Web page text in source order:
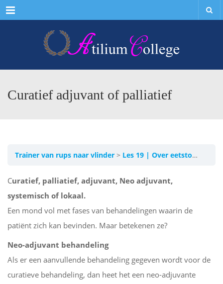
Menu
Curatief adjuvant of palliatief
Trainer van rups naar vlinder Les 19 | Over eetstoornissen
Curatief, palliatief, adjuvant, Neo adjuvant,
systemisch of lokaal.
Een mond vol met fases van behandelingen waarin de
patiënt zich kan bevinden. Maar betekenen ze?
Neo-adjuvant behandeling
Als er een aanvullende behandeling gegeven wordt voor de
curatieve behandeling, dan heet het een neo-adjuvante